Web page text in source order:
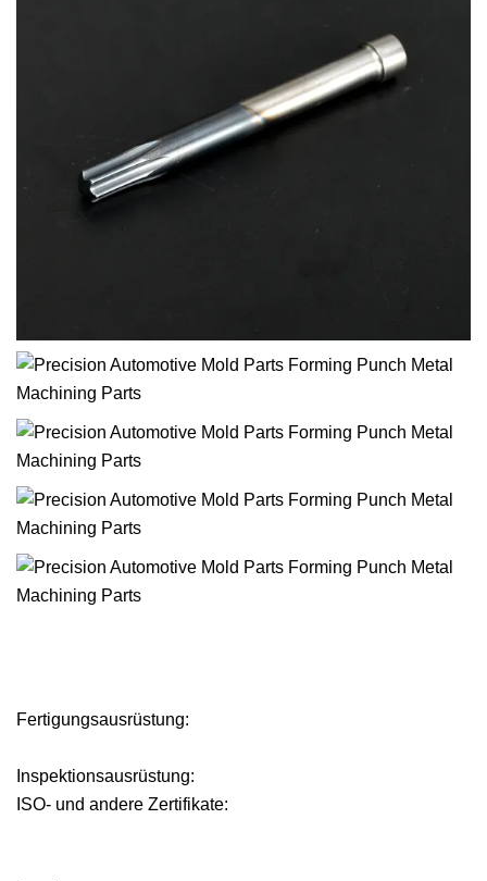
Fertigungsausrüstung:
Inspektionsausrüstung:
ISO- und andere Zertifikate: